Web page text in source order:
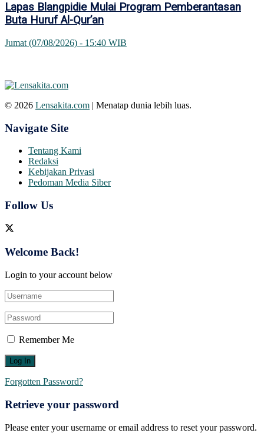
Lapas Blangpidie Mulai Program Pemberantasan
Buta Huruf Al-Qur’an
Jumat (07/08/2026) - 15:40 WIB
© 2026 Lensakita.com | Menatap dunia lebih luas.
Navigate Site
Tentang Kami
Redaksi
Kebijakan Privasi
Pedoman Media Siber
Follow Us
Welcome Back!
Login to your account below
Remember Me
Forgotten Password?
Retrieve your password
Please enter your username or email address to reset your password.